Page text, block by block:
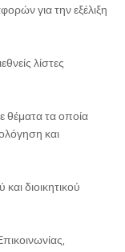
για την εξέλιξη
λίστες
θέματα τα οποία
και
διοικητικού